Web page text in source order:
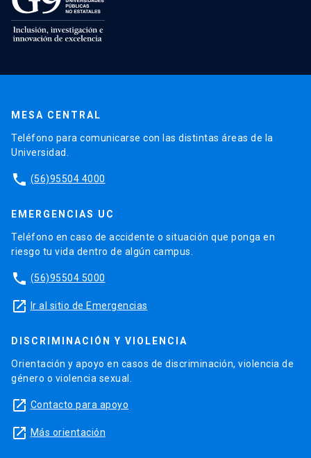
MESA CENTRAL
Teléfono para comunicarse con las distintas áreas de la
Universidad.
phone (56)95504 4000
EMERGENCIAS UC
Teléfono en caso de accidente o situación que ponga en
riesgo tu vida dentro de algún campus.
phone (56)95504 5000
launch Ir al sitio de Emergencias
DISCRIMINACIÓN Y VIOLENCIA
Orientación y apoyo en casos de discriminación, violencia de
género o violencia sexual.
launch Contacto para apoyo
launch Más orientación